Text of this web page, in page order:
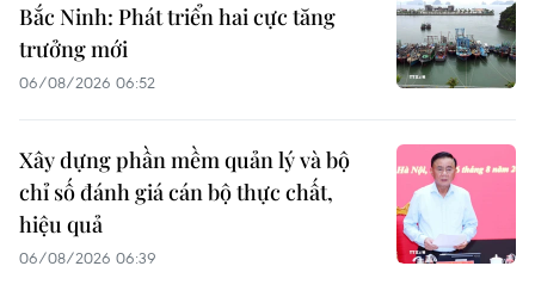
Bắc Ninh: Phát triển hai cực tăng
trưởng mới
06/08/2026 06:52
Xây dựng phần mềm quản lý và bộ
chỉ số đánh giá cán bộ thực chất,
hiệu quả
06/08/2026 06:39